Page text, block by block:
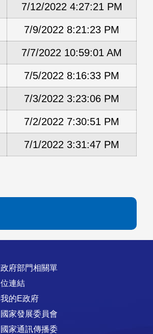
7/12/2022 4:27:21 PM
7/9/2022 8:21:23 PM
7/7/2022 10:59:01 AM
7/5/2022 8:16:33 PM
7/3/2022 3:23:06 PM
7/2/2022 7:30:51 PM
7/1/2022 3:31:47 PM
政府部門相關單
位連結
我的E政府
國家發展委員會
國家通訊傳播委